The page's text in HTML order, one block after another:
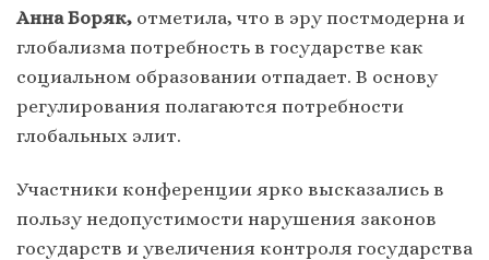
Анна Боряк, отметила, что в эру постмодерна и
глобализма потребность в государстве как
социальном образовании отпадает. В основу
регулирования полагаются потребности
глобальных элит.
Участники конференции ярко высказались в
пользу недопустимости нарушения законов
государств и увеличения контроля государства